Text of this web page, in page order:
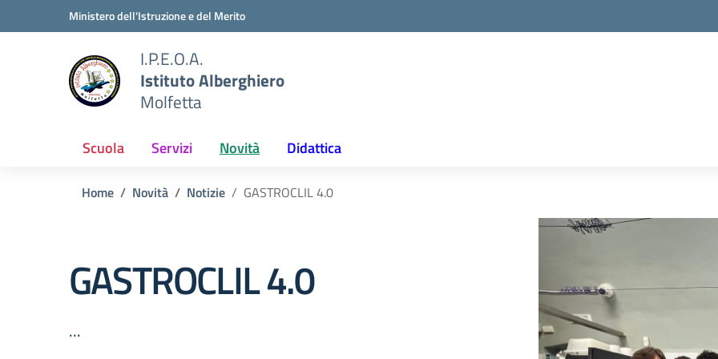
Vai ai contenuti
Vai al menu di navigazioneMinistero dell'Istruzione e del Merito
I.P.E.O.A.
Istituto Alberghiero
Molfetta
Scuola Servizi Novità Didattica
Home Novità Notizie GASTROCLIL 4.0
GASTROCLIL 4.0
...